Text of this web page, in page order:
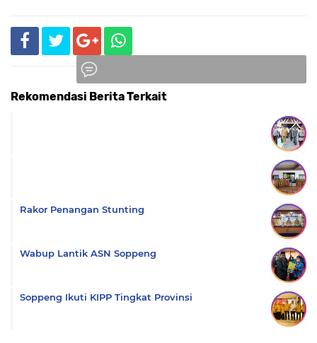
Rekomendasi Berita Terkait
Rakor Penangan Stunting
Wabup Lantik ASN Soppeng
Soppeng Ikuti KIPP Tingkat Provinsi